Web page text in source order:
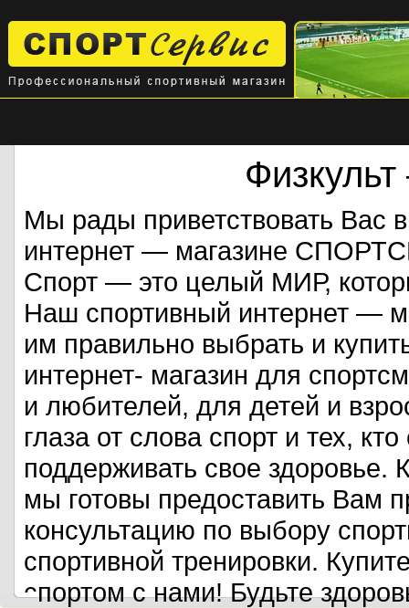
Мы рады приветствовать Вас
интернет — магазине
Спорт — это целый МИР,
Наш спортивный интернет —
им правильно выбрать и
интернет- магазин для
и любителей, для детей и
глаза от слова спорт и тех,
поддерживать свое
мы готовы предоставить Вам
консультацию по выбору
спортивной тренировки.
спортом с нами! Будьте